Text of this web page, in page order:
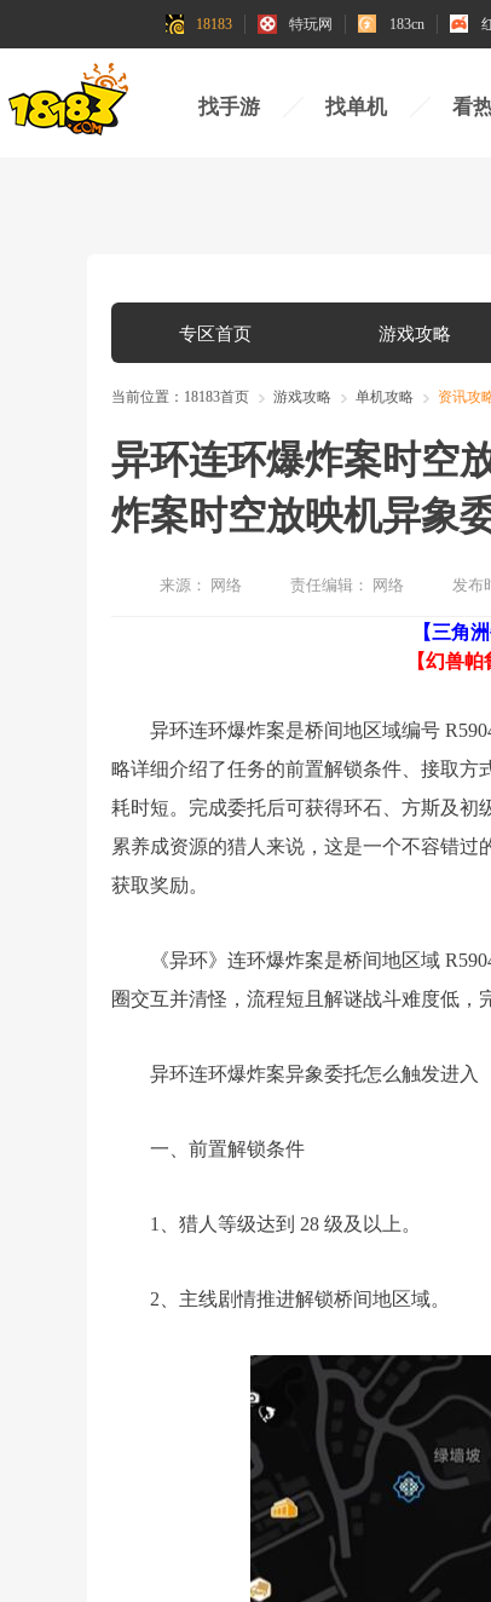
18183 特玩网 183cn
找手游 找单机 看
专区首页 游戏攻略
当前位置： 18183首页 游戏攻略 单机攻略 资讯攻
异环连环爆炸案时空
炸案时空放映机异象
来源： 网络 责任编辑： 网络 发布
【三角
【幻兽
异环连环爆炸案是桥间地区域编号
略详细介绍了任务的前置解锁条件、接取方
耗时短。完成委托后可获得环石、方斯及初
累养成资源的猎人来说，这是一个不容错
获取奖励。
《异环》连环爆炸案是桥间地区域
圈交互并清怪，流程短且解谜战斗难度低，
异环连环爆炸案异象委托怎么触发进入
一、前置解锁条件
1、猎人等级达到 28 级及以上。
2、主线剧情推进解锁桥间地区域。